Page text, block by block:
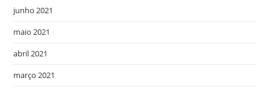
junho 2021
maio 2021
abril 2021
março 2021